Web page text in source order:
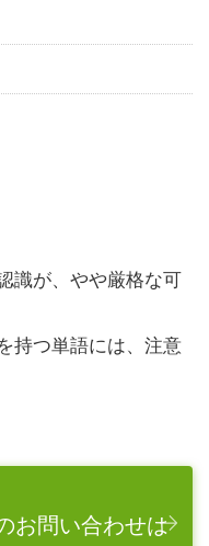
識が、やや厳格な可
持つ単語には、注意
お問い合わせは